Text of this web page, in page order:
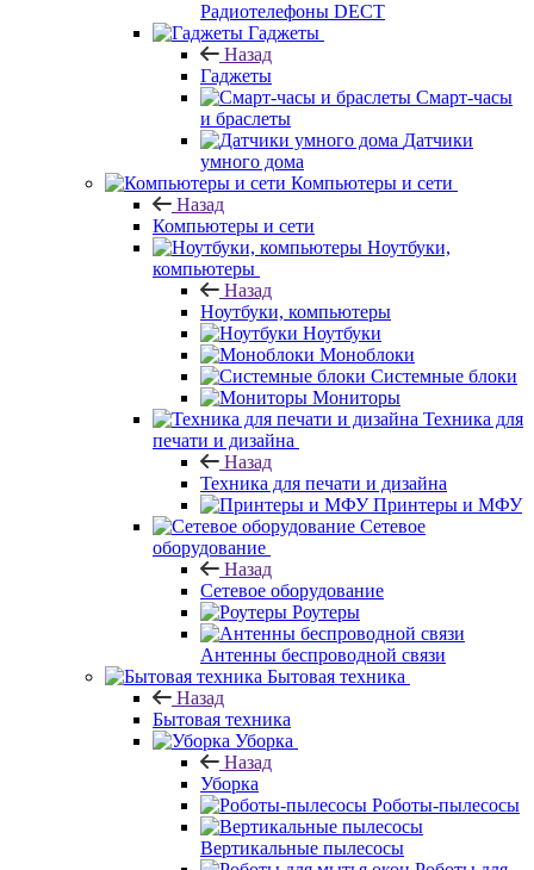
Радиотелефоны DECT
Гаджеты
Назад
Гаджеты
Смарт-часы
и браслеты
Датчики
умного дома
Компьютеры и сети
Назад
Компьютеры и сети
Ноутбуки,
компьютеры
Назад
Ноутбуки, компьютеры
Ноутбуки
Моноблоки
Системные блоки
Мониторы
Техника для
печати и дизайна
Назад
Техника для печати и дизайна
Принтеры и МФУ
Сетевое
оборудование
Назад
Сетевое оборудование
Роутеры
Антенны беспроводной связи
Бытовая техника
Назад
Бытовая техника
Уборка
Назад
Уборка
Роботы-пылесосы
Вертикальные пылесосы